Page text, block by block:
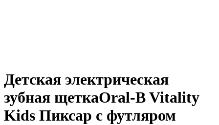
Детская электрическая
зубная щеткаOral-B Vitality
Kids Пиксар с футляром